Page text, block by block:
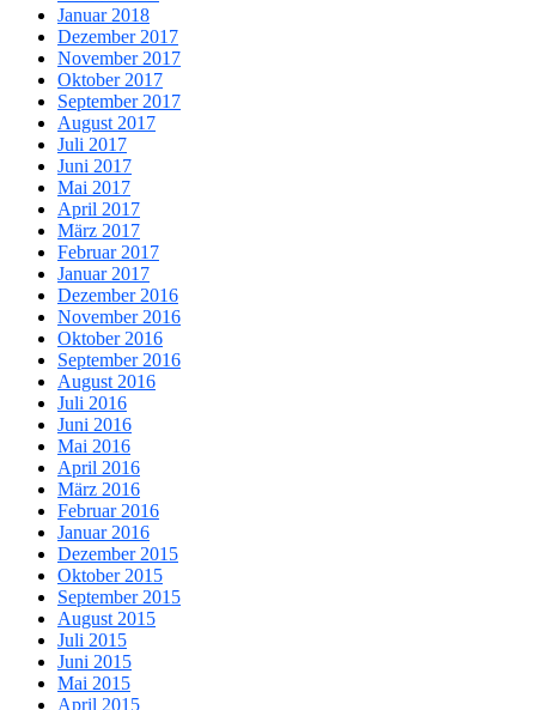
Januar 2018
Dezember 2017
November 2017
Oktober 2017
September 2017
August 2017
Juli 2017
Juni 2017
Mai 2017
April 2017
März 2017
Februar 2017
Januar 2017
Dezember 2016
November 2016
Oktober 2016
September 2016
August 2016
Juli 2016
Juni 2016
Mai 2016
April 2016
März 2016
Februar 2016
Januar 2016
Dezember 2015
Oktober 2015
September 2015
August 2015
Juli 2015
Juni 2015
Mai 2015
April 2015